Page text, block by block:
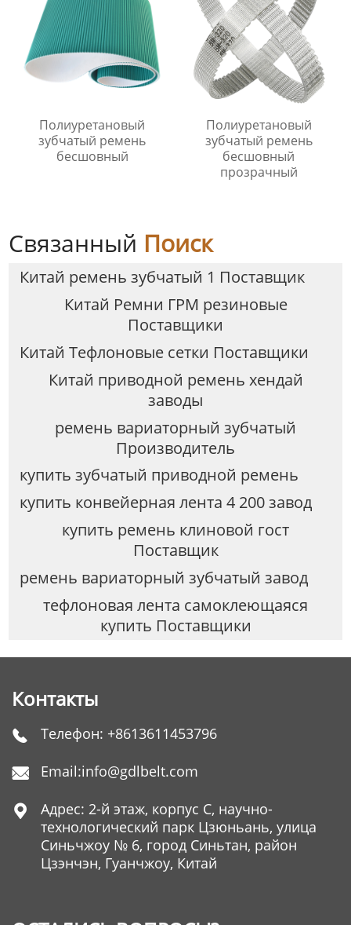
Полиуретановый
зубчатый ремень
бесшовный
Полиуретановый
зубчатый ремень
бесшовный
прозрачный
Связанный Поиск
Китай ремень зубчатый 1 Поставщик
Китай Ремни ГРМ резиновые
Поставщики
Китай Tефлоновые сетки Поставщики
Китай приводной ремень хендай
заводы
ремень вариаторный зубчатый
Производитель
купить зубчатый приводной ремень
купить конвейерная лента 4 200 завод
купить ремень клиновой гост
Поставщик
ремень вариаторный зубчатый завод
тефлоновая лента самоклеющаяся
купить Поставщики
Контакты
 Телефон: +8613611453796
 Email:info@gdlbelt.com

Адрес: 2-й этаж, корпус C, научно-
технологический парк Цзюньань, улица
Синьчжоу № 6, город Синьтан, район
Цзэнчэн, Гуанчжоу, Китай